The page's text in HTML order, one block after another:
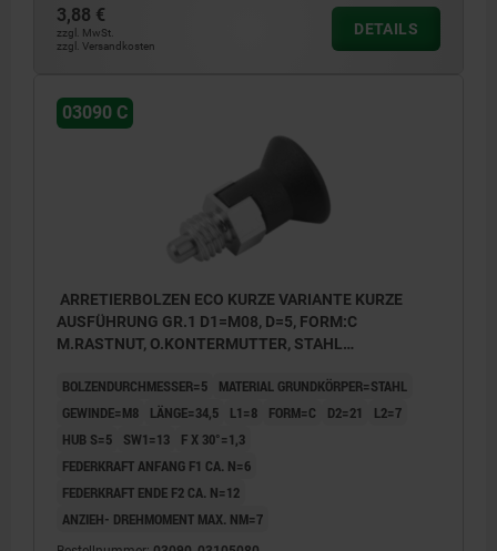
3,88 €
zzgl. MwSt.
zzgl. Versandkosten
DETAILS
03090 C
ARRETIERBOLZEN ECO KURZE VARIANTE KURZE
AUSFÜHRUNG GR.1 D1=M08, D=5, FORM:C
M.RASTNUT, O.KONTERMUTTER, STAHL
SCHWARZGRAU RAL7021
BOLZENDURCHMESSER=5
MATERIAL GRUNDKÖRPER=STAHL
GEWINDE=M8
LÄNGE=34,5 L1=8 FORM=C D2=21
L2=7
HUB S=5
SW1=13
F X 30°=1,3
FEDERKRAFT ANFANG F1 CA. N=6
FEDERKRAFT ENDE F2 CA. N=12
ANZIEH- DREHMOMENT MAX. NM=7